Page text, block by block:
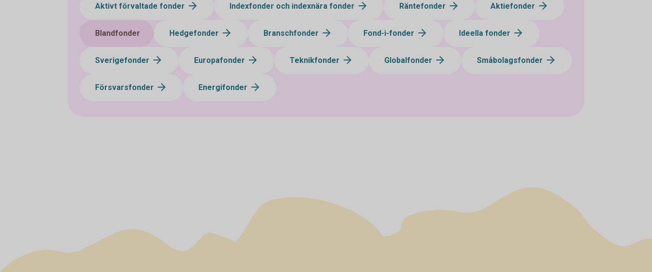
Aktivt förvaltade fonder Indexfonder och indexnära fonder Räntefonder Aktiefonder
Blandfonder Hedgefonder Branschfonder Fond-i-fonder Ideella fonder
Sverigefonder Europafonder Teknikfonder Globalfonder Småbolagsfonder
Försvarsfonder Energifonder